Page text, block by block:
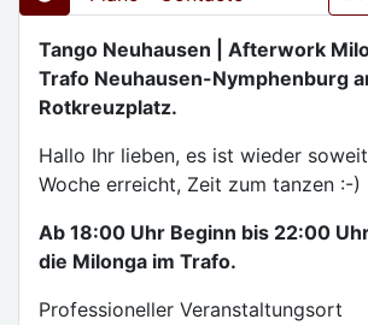
Tango Neuhausen | Afterwork
Trafo Neuhausen-Nymphenburg
Rotkreuzplatz.
Hallo Ihr lieben, es ist wieder
Woche erreicht, Zeit zum tanzen :-)
Ab 18:00 Uhr Beginn bis 22:00
die Milonga im Trafo.
Professioneller Veranstaltungsort